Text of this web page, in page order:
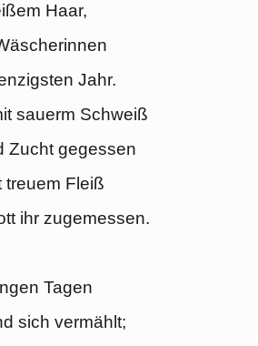
Haar,
Jahr.
sauerm Schweiß
Zucht gegessen
treuem Fleiß
ihr zugemessen.
Tagen
sich vermählt;